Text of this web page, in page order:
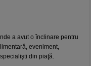
a avut o înclinare pentru
eveniment,
din piaţă.